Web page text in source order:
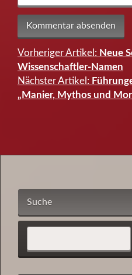
Beitragsnavigation
Vorheriger Artikel: Neue
Wissenschaftler-Namen
Nächster Artikel:
„Manier, Mythos und
Suche